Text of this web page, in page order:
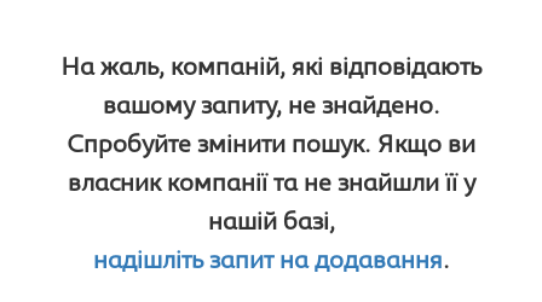
На жаль, компаній, які відповідають
вашому запиту, не знайдено.
Спробуйте змінити пошук. Якщо ви
власник компанії та не знайшли її у
нашій базі,
надішліть запит на додавання.